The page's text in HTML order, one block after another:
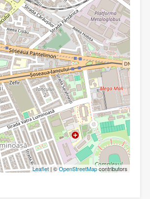
Leaflet| ©OpenStreetMapcontributors